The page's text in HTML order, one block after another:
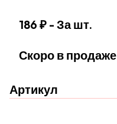
186 ₽ - За шт.
Скоро в продаже
Артикул